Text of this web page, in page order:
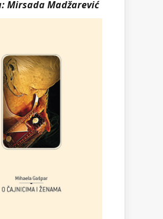
Mirsada Madžarević